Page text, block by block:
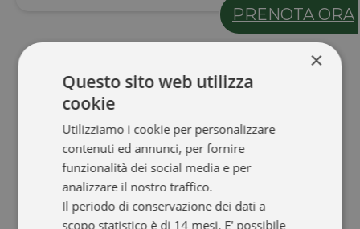
PRENOTA ORA
×
Questo sito web utilizza
cookie
Utilizziamo i cookie per personalizzare
contenuti ed annunci, per fornire
funzionalità dei social media e per
analizzare il nostro traffico.
Il periodo di conservazione dei dati a
scopo statistico è di 14 mesi. E' possibile